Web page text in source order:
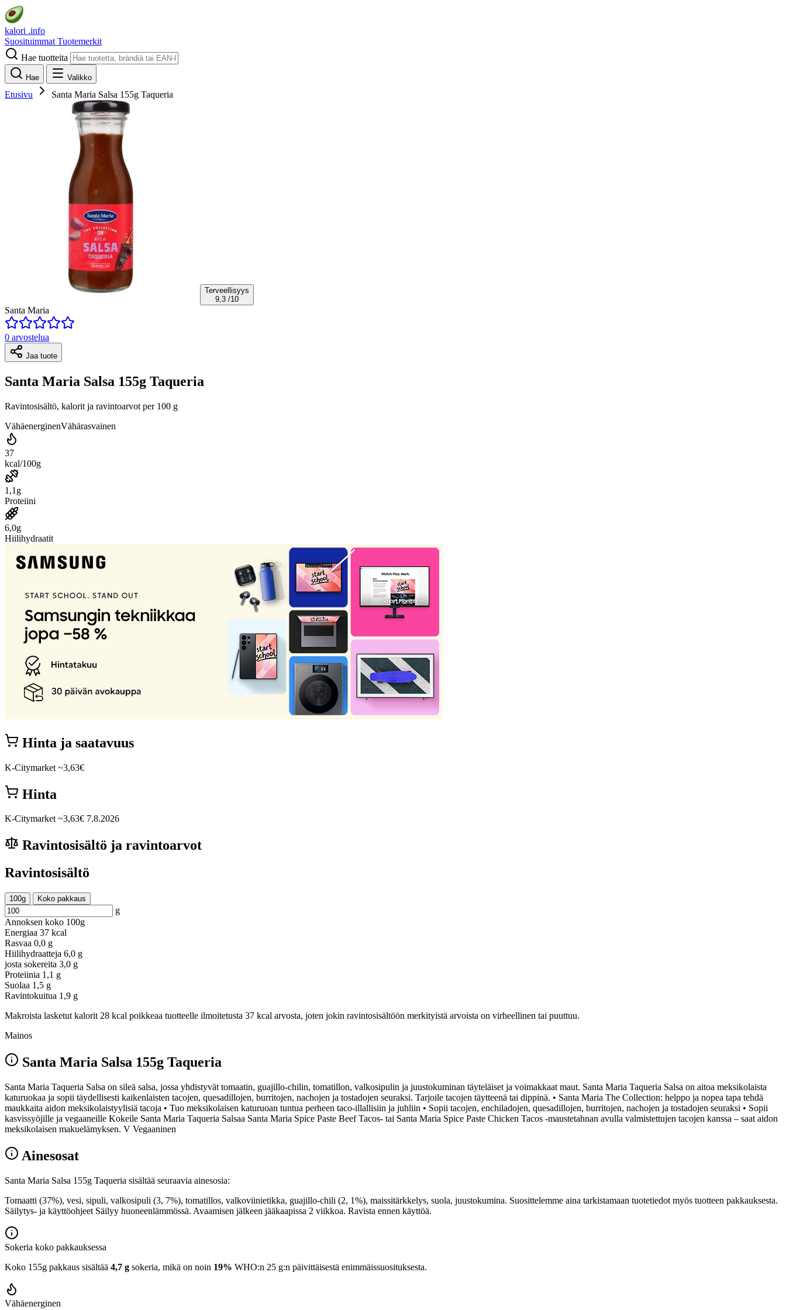
kalori .info
Suosituimmat Tuotemerkit
Hae tuotteita
Hae Valikko
Etusivu Santa Maria Salsa 155g Taqueria
Terveellisyys
9,3 /10
Santa Maria
0 arvostelua
Jaa tuote
Santa Maria Salsa 155g Taqueria
Ravintosisältö, kalorit ja ravintoarvot per 100 g
VähäenerginenVähärasvainen
37
kcal/100g
1,1g
Proteiini
6,0g
Hiilihydraatit
Hinta ja saatavuus
K-Citymarket ~3,63€
Hinta
K-Citymarket ~3,63€ 7.8.2026
Ravintosisältö ja ravintoarvot
Ravintosisältö
100g Koko pakkaus
g
Annoksen koko 100g
Energiaa 37 kcal
Rasvaa 0,0 g
Hiilihydraatteja 6,0 g
josta sokereita 3,0 g
Proteiinia 1,1 g
Suolaa 1,5 g
Ravintokuitua 1,9 g
Makroista lasketut kalorit 28 kcal poikkeaa tuotteelle ilmoitetusta 37 kcal arvosta, joten jokin ravintosisältöön merkityistä arvoista on virheellinen tai puuttuu.
Mainos
Santa Maria Salsa 155g Taqueria
Santa Maria Taqueria Salsa on sileä salsa, jossa yhdistyvät tomaatin, guajillo-chilin, tomatillon, valkosipulin ja juustokuminan täyteläiset ja voimakkaat maut. Santa Maria Taqueria Salsa on aitoa meksikolaista
katuruokaa ja sopii täydellisesti kaikenlaisten tacojen, quesadillojen, burritojen, nachojen ja tostadojen seuraksi. Tarjoile tacojen täytteenä tai dippinä. • Santa Maria The Collection: helppo ja nopea tapa tehdä
maukkaita aidon meksikolaistyylisiä tacoja • Tuo meksikolaisen katuruoan tuntua perheen taco-illallisiin ja juhliin • Sopii tacojen, enchiladojen, quesadillojen, burritojen, nachojen ja tostadojen seuraksi • Sopii
kasvissyöjille ja vegaaneille Kokeile Santa Maria Taqueria Salsaa Santa Maria Spice Paste Beef Tacos- tai Santa Maria Spice Paste Chicken Tacos -maustetahnan avulla valmistettujen tacojen kanssa – saat aidon
meksikolaisen makuelämyksen. V Vegaaninen
Ainesosat
Santa Maria Salsa 155g Taqueria sisältää seuraavia ainesosia:
Tomaatti (37%), vesi, sipuli, valkosipuli (3, 7%), tomatillos, valkoviinietikka, guajillo-chili (2, 1%), maissitärkkelys, suola, juustokumina. Suosittelemme aina tarkistamaan tuotetiedot myös tuotteen pakkauksesta.
Säilytys- ja käyttöohjeet Säilyy huoneenlämmössä. Avaamisen jälkeen jääkaapissa 2 viikkoa. Ravista ennen käyttöä.
Sokeria koko pakkauksessa
Koko 155g pakkaus sisältää 4,7 g sokeria, mikä on noin 19% WHO:n 25 g:n päivittäisestä enimmäissuosituksesta.
Vähäenerginen